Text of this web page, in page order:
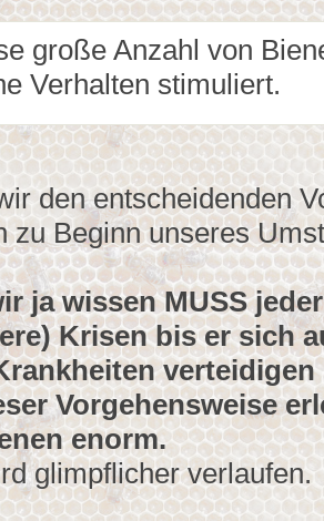
große Anzahl von
Verhalten stimuliert.
den entscheidenden
zu Beginn unseres
ja wissen MUSS
Krisen bis er sich
verteidigen
Vorgehensweise
enorm.
glimpflicher verlaufen.